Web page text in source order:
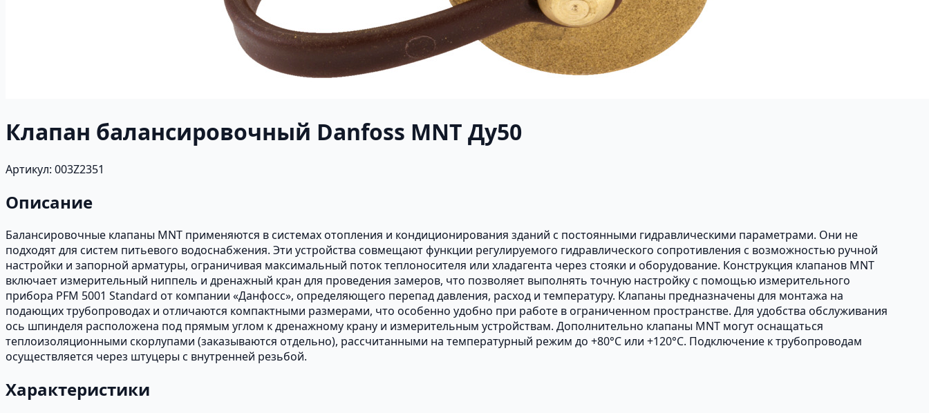
Клапан балансировочный Danfoss MNT Ду50
Артикул: 003Z2351
Описание
Балансировочные клапаны MNT применяются в системах отопления и кондиционирования зданий с постоянными гидравлическими параметрами. Они не
подходят для систем питьевого водоснабжения. Эти устройства совмещают функции регулируемого гидравлического сопротивления с возможностью ручной
настройки и запорной арматуры, ограничивая максимальный поток теплоносителя или хладагента через стояки и оборудование. Конструкция клапанов MNT
включает измерительный ниппель и дренажный кран для проведения замеров, что позволяет выполнять точную настройку с помощью измерительного
прибора PFM 5001 Standard от компании «Данфосс», определяющего перепад давления, расход и температуру. Клапаны предназначены для монтажа на
подающих трубопроводах и отличаются компактными размерами, что особенно удобно при работе в ограниченном пространстве. Для удобства обслуживания
ось шпинделя расположена под прямым углом к дренажному крану и измерительным устройствам. Дополнительно клапаны MNT могут оснащаться
теплоизоляционными скорлупами (заказываются отдельно), рассчитанными на температурный режим до +80°С или +120°С. Подключение к трубопроводам
осуществляется через штуцеры с внутренней резьбой.
Характеристики